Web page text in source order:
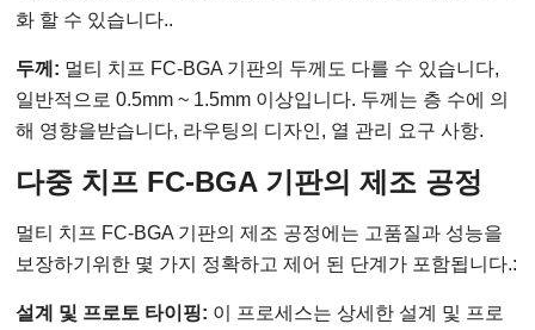
화 할 수 있습니다..
두께: 멀티 치프 FC-BGA 기판의 두께도 다를 수 있습니다,
일반적으로 0.5mm ~ 1.5mm 이상입니다. 두께는 층 수에 의
해 영향을받습니다, 라우팅의 디자인, 열 관리 요구 사항.
다중 치프 FC-BGA 기판의 제조 공정
멀티 치프 FC-BGA 기판의 제조 공정에는 고품질과 성능을
보장하기위한 몇 가지 정확하고 제어 된 단계가 포함됩니다.:
설계 및 프로토 타이핑: 이 프로세스는 상세한 설계 및 프로